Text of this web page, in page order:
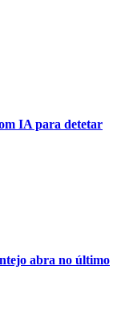
IA para detetar
abra no último